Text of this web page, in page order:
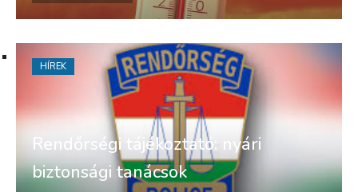
Rendőrségi tájékoztató: nyári
biztonsági tanácsok
HÍREK